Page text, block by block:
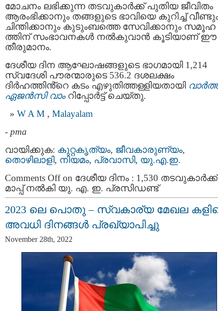
മോചനം ലഭിക്കുന്ന തടവുകാര്‍ക്ക് പുതിയ ജീവിതം
ആരംഭിക്കാനും തങ്ങളുടെ ഭാവിയെ കുറിച്ച്
ചിന്തിക്കാനും കുടുംബത്തെ സേവിക്കാനും സമൂഹ
ത്തിന് സംഭാവനകള്‍ നല്‍കുവാന്‍ കൂടിയാണ് ഈ
തീരുമാനം.
ദേശീയ ദിന ആഘോഷങ്ങളുടെ ഭാഗമായി 1,214
സ്വദേശി പൗരന്മാരുടെ 536.2 ദശലക്ഷം
ദിർഹത്തിൻ്റെ കടം എഴുതിത്തള്ളിയതായി
ഏജന്‍സി വാംറിപ്പോര്‍ട്ട് ചെയ്തു.
W A M , Malayalam
- pma
വായിക്കുക: കുറ്റകൃത്യം, ജീവകാരുണ്യം,
തൊഴിലാളി, നിയമം, പ്രവാസി, യു.എ.ഇ.
Comments Offon ദേശീയ ദിനം : 1,530 തടവുകാർക്ക്
മാപ്പ് നൽകി യു. എ. ഇ. പ്രസിഡണ്ട്
2023 ലെ പൊതു – സ്വകാര്യ മേഖല
അവധി ദിനങ്ങൾ പ്രഖ്യാപിച്ചു
November 28th, 2022